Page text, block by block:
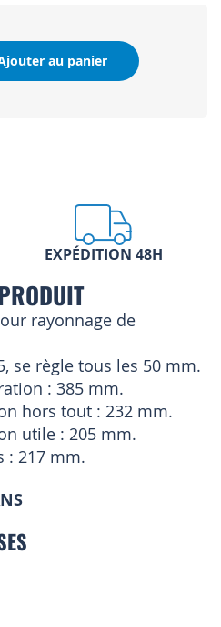
au panier
EXPÉDITION 48H
rayonnage de
se règle tous les 50 mm.
: 385 mm.
hors tout : 232 mm.
utile : 205 mm.
: 217 mm.